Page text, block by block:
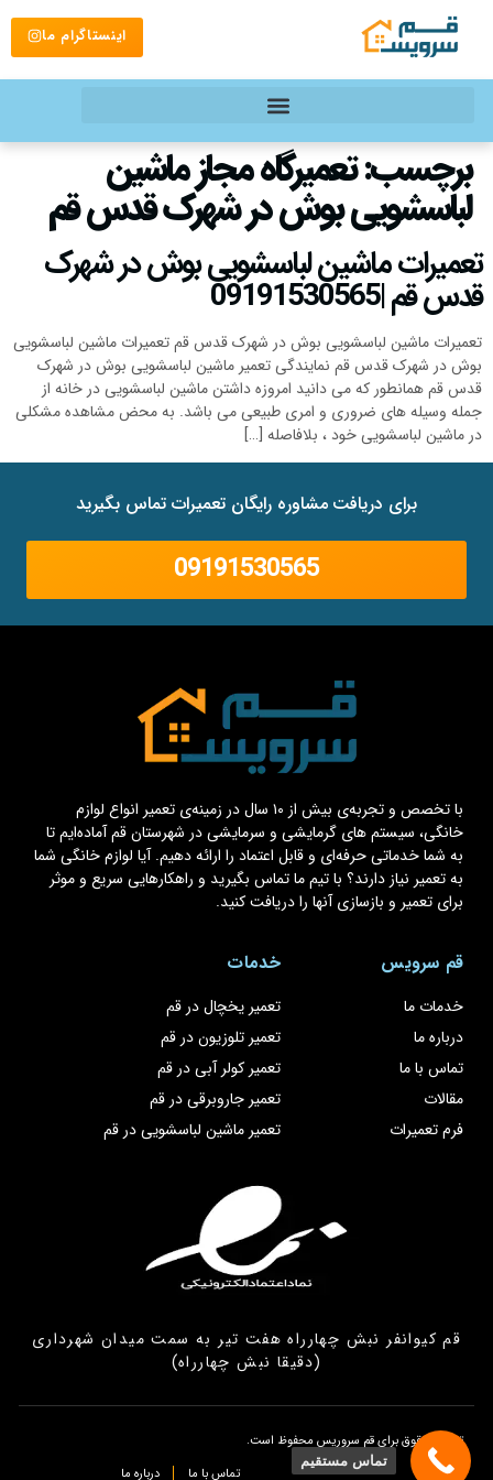
اینستاگرام ما
برچسب:تعمیرگاه مجاز ماشین
لباسشویی بوش در شهرک قدس قم
تعمیرات ماشین لباسشویی بوش در شهرک
قدس قم |09191530565
تعمیرات ماشین لباسشویی بوش در شهرک قدس قم تعمیرات ماشین لباسشویی
بوش در شهرک قدس قم نمایندگی تعمیر ماشین لباسشویی بوش در شهرک
قدس قم همانطور که می دانید امروزه داشتن ماشین لباسشویی در خانه از
جمله وسیله های ضروری و امری طبیعی می باشد. به محض مشاهده مشکلی
در ماشین لباسشویی خود ، بلافاصله […]
برای دریافت مشاوره رایگان تعمیرات تماس بگیرید
09191530565
با تخصص و تجربه‌ی بیش از ۱۰ سال در زمینه‌ی تعمیر انواع لوازم
خانگی، سیستم های گرمایشی و سرمایشی در شهرستان قم آماده‌ایم تا
به شما خدماتی حرفه‌ای و قابل اعتماد را ارائه دهیم. آیا لوازم خانگی شما
به تعمیر نیاز دارند؟ با تیم ما تماس بگیرید و راهکارهایی سریع و موثر
برای تعمیر و بازسازی آنها را دریافت کنید.
قم سرویس
خدمات ما
درباره ما
تماس با ما
مقالات
فرم تعمیرات
خدمات
تعمیر یخچال در قم
تعمیر تلوزیون در قم
تعمیر کولر آبی در قم
تعمیر جاروبرقی در قم
تعمیر ماشین لباسشویی در قم
قم کیوانفر نبش چهارراه هفت تیر به سمت میدان شهرداری
(دقیقا نبش چهارراه)
تمامی حقوق برای قم سروریس محفوظ است.
تماس با ما
درباره ما
تماس مستقیم